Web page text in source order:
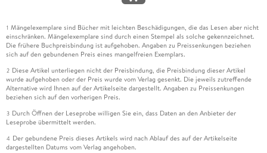
1 Mängelexemplare sind Bücher mit leichten Beschädigungen, die das Lesen aber nicht
einschränken. Mängelexemplare sind durch einen Stempel als solche gekennzeichnet.
Die frühere Buchpreisbindung ist aufgehoben. Angaben zu Preissenkungen beziehen
sich auf den gebundenen Preis eines mangelfreien Exemplars.
2 Diese Artikel unterliegen nicht der Preisbindung, die Preisbindung dieser Artikel
wurde aufgehoben oder der Preis wurde vom Verlag gesenkt. Die jeweils zutreffende
Alternative wird Ihnen auf der Artikelseite dargestellt. Angaben zu Preissenkungen
beziehen sich auf den vorherigen Preis.
3 Durch Öffnen der Leseprobe willigen Sie ein, dass Daten an den Anbieter der
Leseprobe übermittelt werden.
4 Der gebundene Preis dieses Artikels wird nach Ablauf des auf der Artikelseite
dargestellten Datums vom Verlag angehoben.